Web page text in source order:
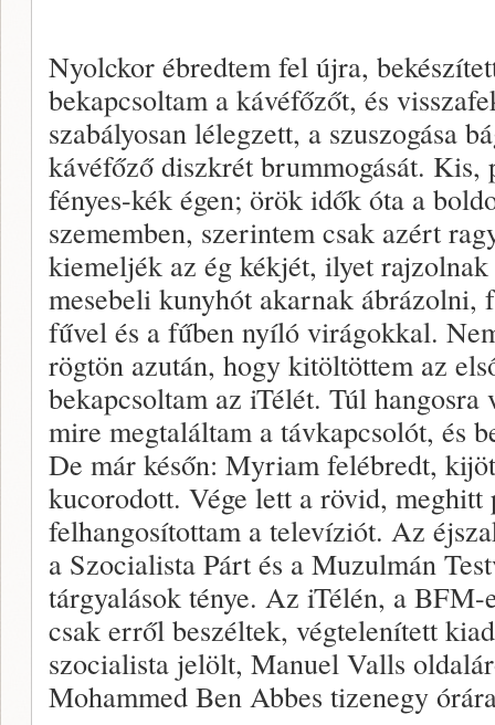
Nyolckor ébredtem fel újra,
bekapcsoltam a kávéfőzőt, és
szabályosan lélegzett, a szuszogása
kávéfőző diszkrét brummogását.
fényes-kék égen; örök idők óta a
szememben, szerintem csak azért
kiemeljék az ég kékjét, ilyet
mesebeli kunyhót akarnak ábrázolni,
fűvel és a fűben nyíló virágokkal.
rögtön azután, hogy kitöltöttem az
bekapcsoltam az iTélét. Túl
mire megtaláltam a távkapcsolót, és
De már későn: Myriam felébredt,
kucorodott. Vége lett a rövid,
felhangosítottam a televíziót. Az
a Szocialista Párt és a Muzulmán
tárgyalások ténye. Az iTélén, a
csak erről beszéltek, végtelenített
szocialista jelölt, Manuel Valls
Mohammed Ben Abbes tizenegy